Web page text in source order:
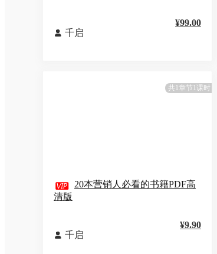
 千启
¥99.00
共1章节1课时
 20本营销人必看的书籍PDF高
清版
 千启
¥9.90